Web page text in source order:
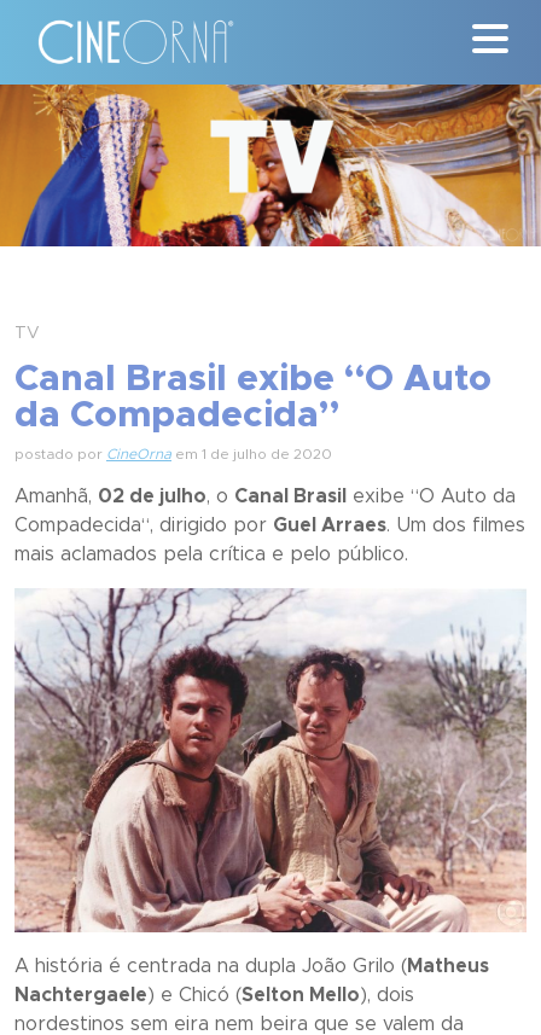
Críticas
News
#ClássicosCineOrna
Nossa História
Contato
TV
Canal Brasil exibe “O Auto
da Compadecida”
postado por CineOrna em 1 de julho de 2020
Amanhã, 02 de julho, o Canal Brasil exibe “O Auto da
Compadecida“, dirigido por Guel Arraes. Um dos filmes
mais aclamados pela crítica e pelo público.
A história é centrada na dupla João Grilo (Matheus
Nachtergaele) e Chicó (Selton Mello), dois
nordestinos sem eira nem beira que se valem da